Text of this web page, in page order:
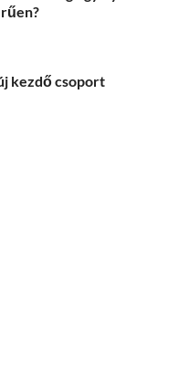
kezdő csoport